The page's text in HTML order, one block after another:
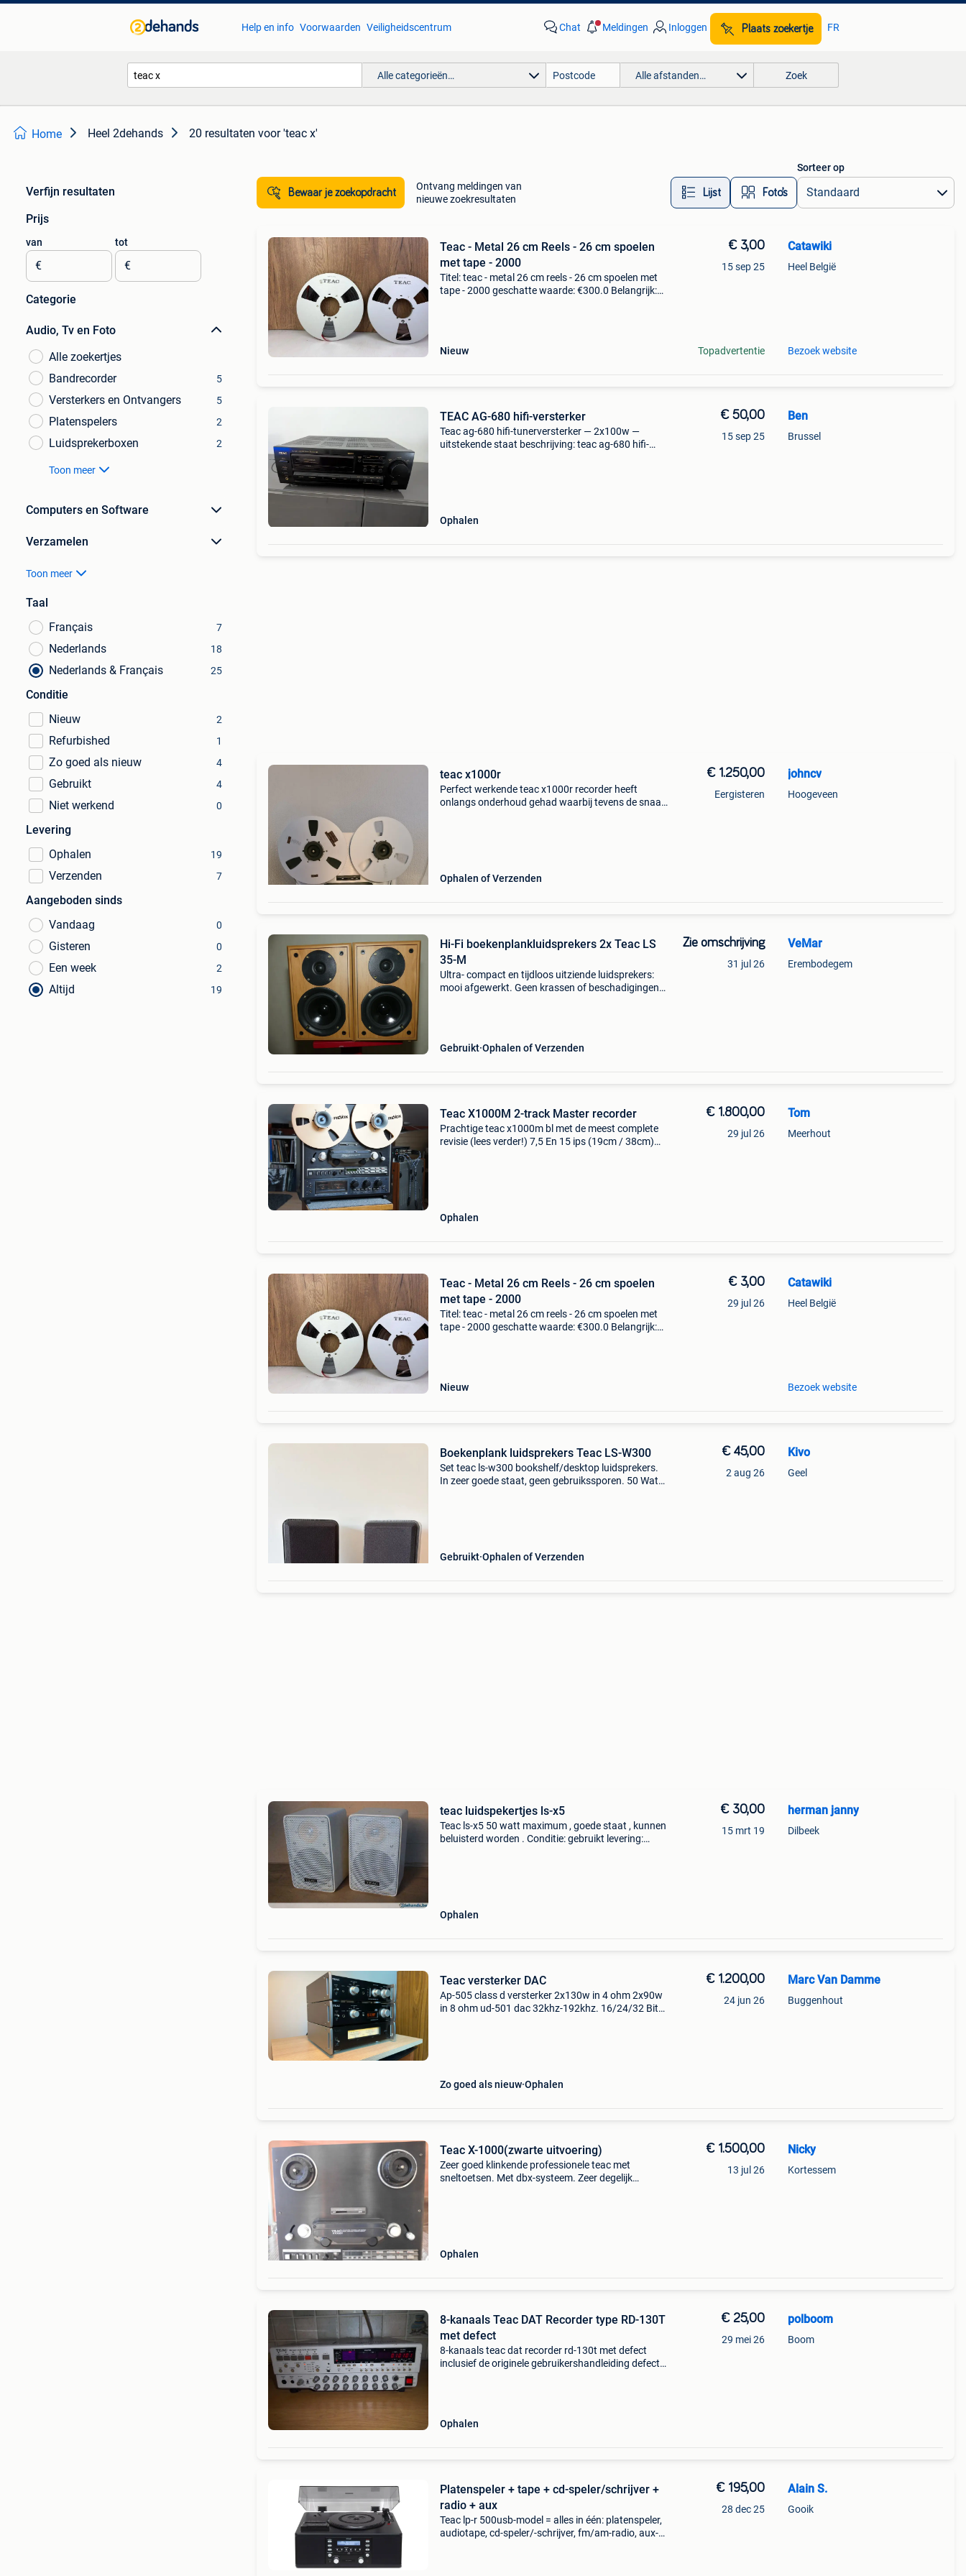
Help en info Voorwaarden Veiligheidscentrum Chat Meldingen Inloggen Plaats zoekertje FR
Alle categorieën… Alle afstanden… Zoek
Home Heel 2dehands 20 resultaten voor 'teac x'
Verfijn resultaten
Prijs
van
€
tot
€
Categorie
Audio, Tv en Foto
Alle zoekertjes
Bandrecorder
5
Versterkers en Ontvangers 5
Platenspelers 2
Luidsprekerboxen 2
Toon meer
Computers en Software
Verzamelen
Toon meer
Taal
Français
7
Nederlands 18
Nederlands & Français 25
Conditie
Nieuw
2
Refurbished 1
Zo goed als nieuw 4
Gebruikt 4
Niet werkend 0
Levering
Ophalen
19
Verzenden 7
Aangeboden sinds
Vandaag
0
Gisteren 0
Een week 2
Altijd 19
Bewaar je zoekopdracht
Ontvang meldingen van
nieuwe zoekresultaten
Lijst Foto’s
Sorteer op
Teac - Metal 26 cm Reels - 26 cm spoelen
met tape - 2000
Titel: teac - metal 26 cm reels - 26 cm spoelen met
tape - 2000 geschatte waarde: €300.0 Belangrijk:
Nieuw
€ 3,00
15 sep 25
Topadvertentie
Catawiki
Heel België
Bezoek website
TEAC AG-680 hifi-versterker
Teac ag-680 hifi-tunerversterker — 2x100w —
uitstekende staat beschrijving: teac ag-680 hifi-
Ophalen
€ 50,00
15 sep 25
Ben
Brussel
teac x1000r
Perfect werkende teac x1000r recorder heeft
onlangs onderhoud gehad waarbij tevens de snaar
Ophalen of Verzenden
€ 1.250,00
Eergisteren
johncv
Hoogeveen
Hi-Fi boekenplankluidsprekers 2x Teac LS
35-M
Ultra- compact en tijdloos uitziende luidsprekers:
mooi afgewerkt. Geen krassen of beschadigingen.
Gebruikt Ophalen of Verzenden
Zie omschrijving
31 jul 26
VeMar
Erembodegem
Teac X1000M 2-track Master recorder
Prachtige teac x1000m bl met de meest complete
revisie (lees verder!) 7,5 En 15 ips (19cm / 38cm)
Ophalen
€ 1.800,00
29 jul 26
Tom
Meerhout
Teac - Metal 26 cm Reels - 26 cm spoelen
met tape - 2000
Titel: teac - metal 26 cm reels - 26 cm spoelen met
tape - 2000 geschatte waarde: €300.0 Belangrijk:
Nieuw
€ 3,00
29 jul 26
Catawiki
Heel België
Bezoek website
Boekenplank luidsprekers Teac LS-W300
Set teac ls-w300 bookshelf/desktop luidsprekers.
In zeer goede staat, geen gebruikssporen. 50 Watt,
Gebruikt Ophalen of Verzenden
€ 45,00
2 aug 26
Kivo
Geel
teac luidspekertjes ls-x5
Teac ls-x5 50 watt maximum , goede staat , kunnen
beluisterd worden . Conditie: gebruikt levering:
Ophalen
€ 30,00
15 mrt 19
herman janny
Dilbeek
Teac versterker DAC
Ap-505 class d versterker 2x130w in 4 ohm 2x90w
in 8 ohm ud-501 dac 32khz-192khz. 16/24/32 Bit
Zo goed als nieuw Ophalen
€ 1.200,00
24 jun 26
Marc Van Damme
Buggenhout
Teac X-1000(zwarte uitvoering)
Zeer goed klinkende professionele teac met
sneltoetsen. Met dbx-systeem. Zeer degelijk
Ophalen
€ 1.500,00
13 jul 26
Nicky
Kortessem
8-kanaals Teac DAT Recorder type RD-130T
met defect
8-kanaals teac dat recorder rd-130t met defect
inclusief de originele gebruikershandleiding defect:
Ophalen
€ 25,00
29 mei 26
polboom
Boom
Platenspeler + tape + cd-speler/schrijver +
radio + aux
Teac lp-r 500usb-model = alles in één: platenspeler,
audiotape, cd-speler/-schrijver, fm/am-radio, aux-
€ 195,00
28 dec 25
Alain S.
Gooik